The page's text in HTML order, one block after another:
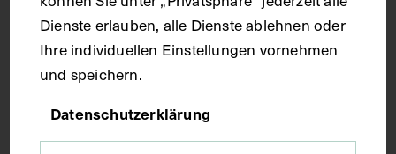
Fotografie
Maße
Dienste erlauben, alle Dienste ablehnen oder
Ihre individuellen Einstellungen vornehmen
und speichern.
Datenschutzerklärung